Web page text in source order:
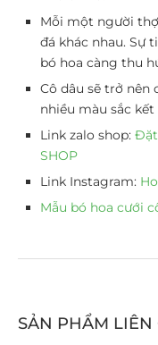
Mỗi một người
đá khác nhau. Sự
bó hoa càng thu
Cô dâu sẽ trở nên
nhiều màu sắc
Link zalo shop: Đặt
SHOP
Link Instagram:
Mẫu bó hoa cưới
SẢN PHẨM LIÊN